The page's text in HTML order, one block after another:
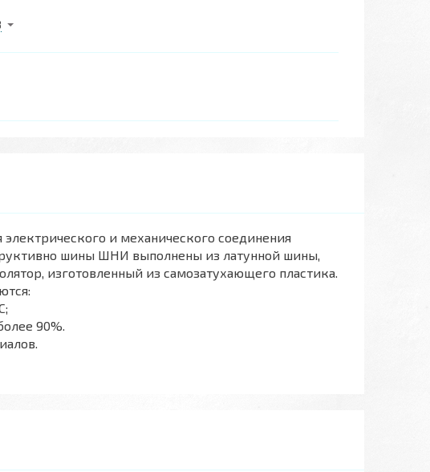
и механического соединения
шины ШНИ выполнены из латунной шины,
изготовленный из самозатухающего пластика.
90%.